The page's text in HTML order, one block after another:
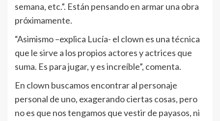
semana, etc.”. Están pensando en armar una obra
próximamente.
“Asimismo –explica Lucía- el clown es una técnica
que le sirve a los propios actores y actrices que
suma. Es para jugar, y es increíble”, comenta.
En clown buscamos encontrar al personaje
personal de uno, exagerando ciertas cosas, pero
no es que nos tengamos que vestir de payasos, ni